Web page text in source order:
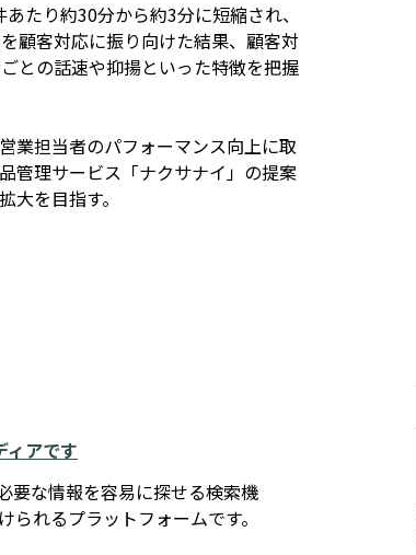
たり約30分から約3分に短縮され、
顧客対応に振り向けた結果、顧客対
との話速や抑揚といった特徴を把握
業担当者のパフォーマンス向上に取
管理サービス「ナクサナイ」の提案
を目指す。
ィアです
要な情報を容易に探せる検索機
れるプラットフォームです。